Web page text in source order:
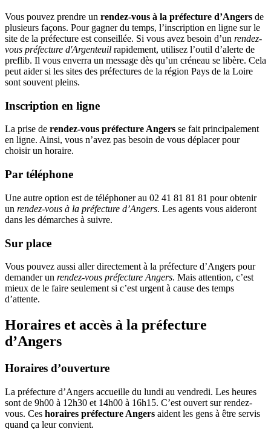
Vous pouvez prendre un rendez-vous à la préfecture d’Angers de
plusieurs façons. Pour gagner du temps, l’inscription en ligne sur le
site de la préfecture est conseillée. Si vous avez besoin d’un rendez-
vous préfecture d'Argenteuil rapidement, utilisez l’outil d’alerte de
preflib. Il vous enverra un message dès qu’un créneau se libère. Cela
peut aider si les sites des préfectures de la région Pays de la Loire
sont souvent pleins.
Inscription en ligne
La prise de rendez-vous préfecture Angers se fait principalement
en ligne. Ainsi, vous n’avez pas besoin de vous déplacer pour
choisir un horaire.
Par téléphone
Une autre option est de téléphoner au 02 41 81 81 81 pour obtenir
un rendez-vous à la préfecture d’Angers. Les agents vous aideront
dans les démarches à suivre.
Sur place
Vous pouvez aussi aller directement à la préfecture d’Angers pour
demander un rendez-vous préfecture Angers. Mais attention, c’est
mieux de le faire seulement si c’est urgent à cause des temps
d’attente.
Horaires et accès à la préfecture
d’Angers
Horaires d’ouverture
La préfecture d’Angers accueille du lundi au vendredi. Les heures
sont de 9h00 à 12h30 et 14h00 à 16h15. C’est ouvert sur rendez-
vous. Ces horaires préfecture Angers aident les gens à être servis
quand ça leur convient.